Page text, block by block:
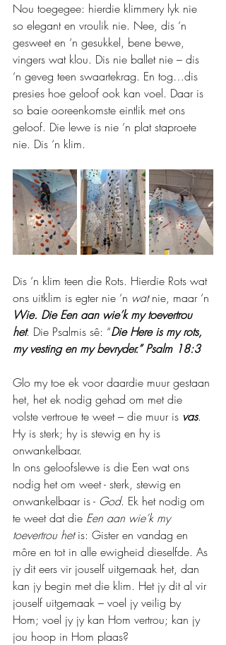
Nou toegegee: hierdie klimmery lyk nie
so elegant en vroulik nie. Nee, dis ‘n
gesweet en ‘n gesukkel, bene bewe,
vingers wat klou. Dis nie ballet nie – dis
‘n geveg teen swaartekrag. En tog…dis
presies hoe geloof ook kan voel. Daar is
so baie ooreenkomste eintlik met ons
geloof. Die lewe is nie ‘n plat staproete
nie. Dis ‘n klim.
Dis ‘n klim teen die Rots. Hierdie Rots wat
ons uitklim is egter nie ‘n wat nie, maar ‘n
Wie. Die Een aan wie’k my toevertrou
het. Die Psalmis sê: “Die Here is my rots,
my vesting en my bevryder.” Psalm 18:3
Glo my toe ek voor daardie muur gestaan
het, het ek nodig gehad om met die
volste vertroue te weet – die muur is vas.
Hy is sterk; hy is stewig en hy is
onwankelbaar.
In ons geloofslewe is die Een wat ons
nodig het om weet - sterk, stewig en
onwankelbaar is - God. Ek het nodig om
te weet dat die Een aan wie’k my
toevertrou het is: Gister en vandag en
môre en tot in alle ewigheid dieselfde. As
jy dit eers vir jouself uitgemaak het, dan
kan jy begin met die klim. Het jy dit al vir
jouself uitgemaak – voel jy veilig by
Hom; voel jy jy kan Hom vertrou; kan jy
jou hoop in Hom plaas?